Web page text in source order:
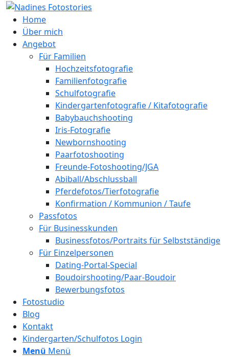
Home
Über mich
Angebot
Für Familien
Hochzeitsfotografie
Familienfotografie
Schulfotografie
Kindergartenfotografie / Kitafotografie
Babybauchshooting
Iris-Fotografie
Newbornshooting
Paarfotoshooting
Freunde-Fotoshooting/JGA
Abiball/Abschlussball
Pferdefotos/Tierfotografie
Konfirmation / Kommunion / Taufe
Passfotos
Für Businesskunden
Businessfotos/Portraits für Selbstständige
Für Einzelpersonen
Dating-Portal-Special
Boudoirshooting/Paar-Boudoir
Bewerbungsfotos
Fotostudio
Blog
Kontakt
Kindergarten/Schulfotos Login
Menü Menü